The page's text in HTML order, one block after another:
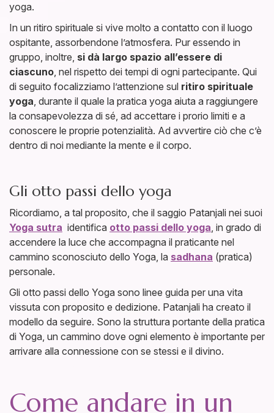
yoga.
In un ritiro spirituale si vive molto a contatto con il luogo
ospitante, assorbendone l’atmosfera. Pur essendo in
gruppo, inoltre, si dà largo spazio all’essere di
ciascuno , nel rispetto dei tempi di ogni partecipante. Qui
di seguito focalizziamo l’attenzione sul ritiro spirituale
yoga , durante il quale la pratica yoga aiuta a raggiungere
la consapevolezza di sé, ad accettare i prorio limiti e a
conoscere le proprie potenzialità. Ad avvertire ciò che c’è
dentro di noi mediante la mente e il corpo.
Gli otto passi dello yoga
Ricordiamo, a tal proposito, che il saggio Patanjali nei suoi
Yoga sutra identifica otto passi dello yoga , in grado di
accendere la luce che accompagna il praticante nel
cammino sconosciuto dello Yoga, la sadhana (pratica)
personale.
Gli otto passi dello Yoga sono linee guida per una vita
vissuta con proposito e dedizione. Patanjali ha creato il
modello da seguire. Sono la struttura portante della pratica
di Yoga, un cammino dove ogni elemento è importante per
arrivare alla connessione con se stessi e il divino.
Come andare in un